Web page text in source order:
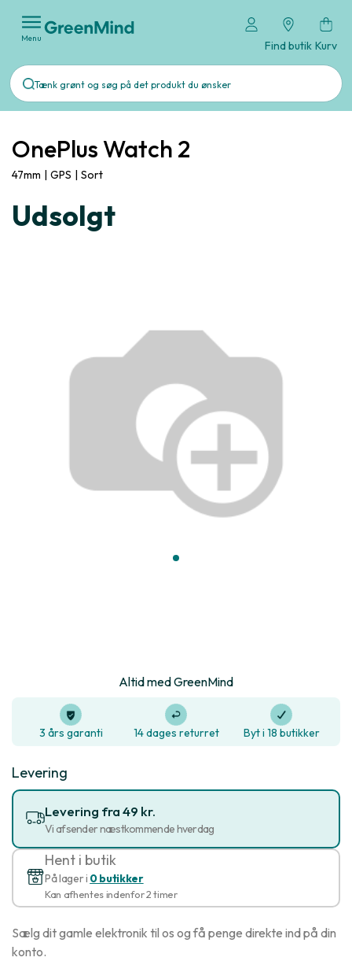
Menu
Find butik Kurv
OnePlus Watch 2
47mm | GPS | Sort
Udsolgt
Altid med GreenMind
3 års garanti 14 dages returret Byt i 18 butikker
Levering
Levering fra 49 kr.
Vi afsender næstkommende hverdag
Hent i butik
På lager i 0 butikker
Kan afhentes indenfor 2 timer
Sælg dit gamle elektronik til os og få penge direkte ind på din
konto.